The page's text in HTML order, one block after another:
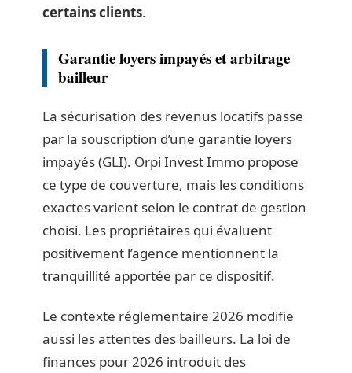
certains clients.
Garantie loyers impayés et arbitrage
bailleur
La sécurisation des revenus locatifs passe
par la souscription d’une garantie loyers
impayés (GLI). Orpi Invest Immo propose
ce type de couverture, mais les conditions
exactes varient selon le contrat de gestion
choisi. Les propriétaires qui évaluent
positivement l’agence mentionnent la
tranquillité apportée par ce dispositif.
Le contexte réglementaire 2026 modifie
aussi les attentes des bailleurs. La loi de
finances pour 2026 introduit des